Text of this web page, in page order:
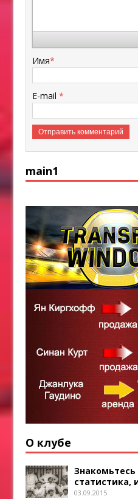
Имя*
E-mail*
main1
О клубе
Знакомьтесь
статистика,
03.09.2015